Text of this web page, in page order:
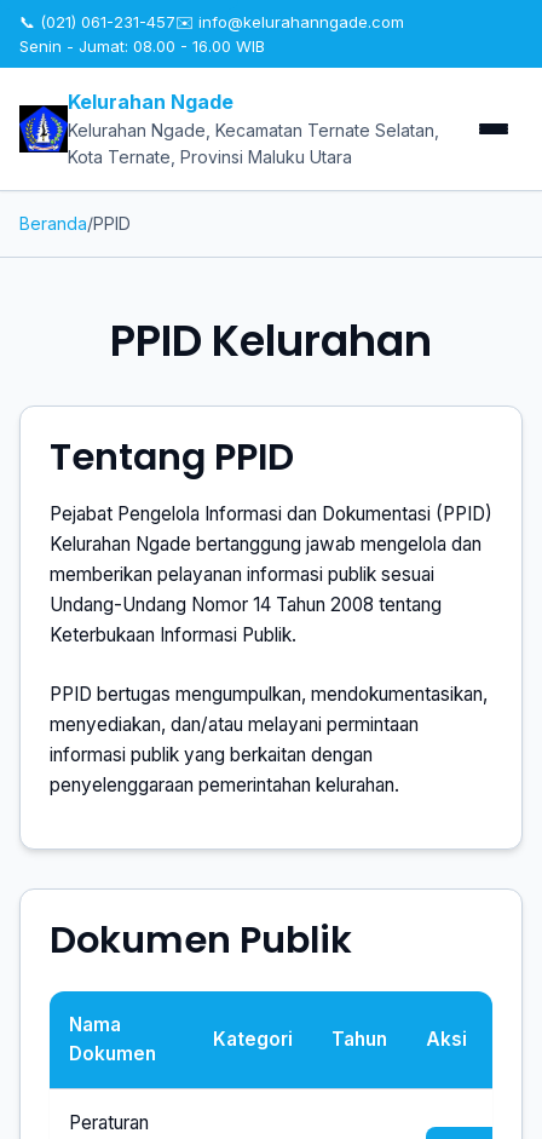
📞 (021) 061-231-457✉️ info@kelurahanngade.com
Senin - Jumat: 08.00 - 16.00 WIB
Kelurahan Ngade
Kelurahan Ngade, Kecamatan Ternate Selatan,
Kota Ternate, Provinsi Maluku Utara
Beranda/PPID
PPID Kelurahan
Tentang PPID
Pejabat Pengelola Informasi dan Dokumentasi (PPID)
Kelurahan Ngade bertanggung jawab mengelola dan
memberikan pelayanan informasi publik sesuai
Undang-Undang Nomor 14 Tahun 2008 tentang
Keterbukaan Informasi Publik.
PPID bertugas mengumpulkan, mendokumentasikan,
menyediakan, dan/atau melayani permintaan
informasi publik yang berkaitan dengan
penyelenggaraan pemerintahan kelurahan.
Dokumen Publik
Nama
Dokumen
Kategori Tahun Aksi
Peraturan